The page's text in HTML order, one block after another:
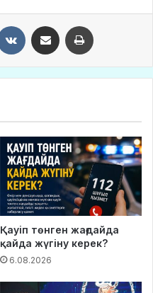
Қауіп төнген жағдайда
қайда жүгіну керек?
6.08.2026